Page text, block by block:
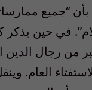
بأن “جميع
في حين
من رجال الدين
العام.